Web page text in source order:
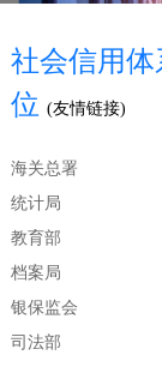
社会信用
位 (友情链接)
海关总署
统计局
教育部
档案局
银保监会
司法部